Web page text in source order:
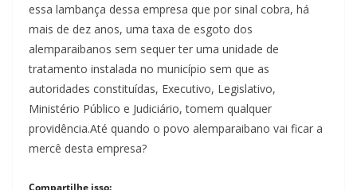
essa lambança dessa empresa que por sinal cobra, há
mais de dez anos, uma taxa de esgoto dos
alemparaibanos sem sequer ter uma unidade de
tratamento instalada no município sem que as
autoridades constituídas, Executivo, Legislativo,
Ministério Público e Judiciário, tomem qualquer
providência.Até quando o povo alemparaibano vai ficar a
mercê desta empresa?
Compartilhe isso: